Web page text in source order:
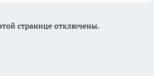
странице отключены.